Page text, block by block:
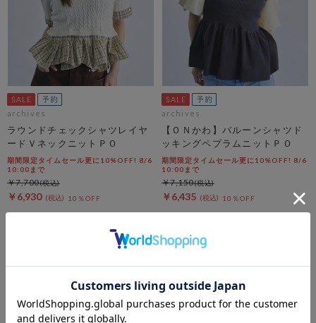
archives
ラウンドチェックシャツレイヤ
ードＶネックニットＰＯ
期間限定タイムセール更に10%OFF! 8/6
10:00まで
￥6,930 10％OFF
￥7,700
archives
【ＯＮかわ】バルーンシャツド
ッキングペプラムニットＰＯ
期間限定タイムセール更に10%OFF! 8/6
10:00まで
￥6,435 10％OFF
￥7,150